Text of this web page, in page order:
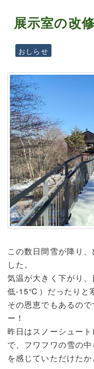
展示室の改
おしらせ
この数日間雪が降り
した。
気温が大きく下がり
低-15℃）だったりと
その恩恵でもあるの
ー！
昨日はスノーシュー
で、フワフワの雪の
を感じていただけたか